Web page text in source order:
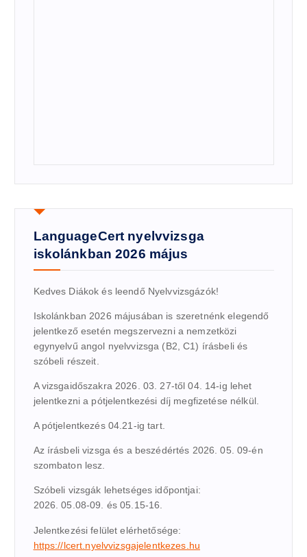
LanguageCert nyelvvizsga
iskolánkban 2026 május
Kedves Diákok és leendő Nyelvvizsgázók!
Iskolánkban 2026 májusában is szeretnénk elegendő
jelentkező esetén megszervezni a nemzetközi
egynyelvű angol nyelvvizsga (B2, C1) írásbeli és
szóbeli részeit.
A vizsgaidőszakra 2026. 03. 27-től 04. 14-ig lehet
jelentkezni a pótjelentkezési díj megfizetése nélkül.
A pótjelentkezés 04.21-ig tart.
Az írásbeli vizsga és a beszédértés 2026. 05. 09-én
szombaton lesz.
Szóbeli vizsgák lehetséges időpontjai:
2026. 05.08-09. és 05.15-16.
Jelentkezési felület elérhetősége:
https://lcert.nyelvvizsgajelentkezes.hu